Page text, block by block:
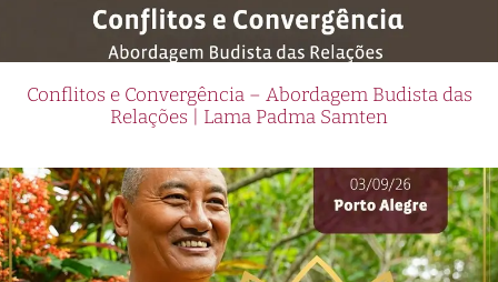
Conflitos e Convergência – Abordagem Budista das
Relações | Lama Padma Samten